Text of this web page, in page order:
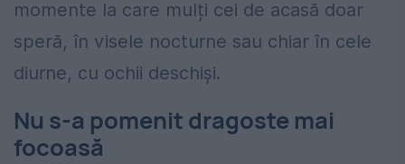
momente la care mulți cei de acasă doar
speră, în visele nocturne sau chiar în cele
diurne, cu ochii deschiși.
Nu s-a pomenit dragoste mai
focoasă